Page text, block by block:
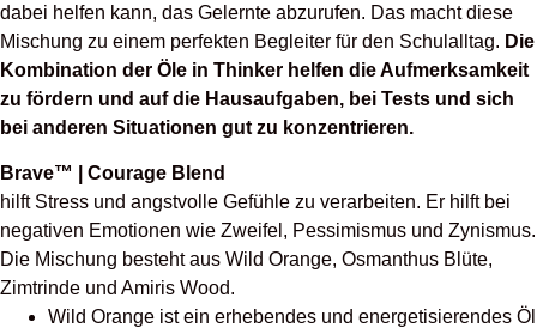
dabei helfen kann, das Gelernte abzurufen. Das macht diese
Mischung zu einem perfekten Begleiter für den Schulalltag. Die
Kombination der Öle in Thinker helfen die Aufmerksamkeit
zu fördern und auf die Hausaufgaben, bei Tests und sich
bei anderen Situationen gut zu konzentrieren.
Brave™ | Courage Blend
hilft Stress und angstvolle Gefühle zu verarbeiten. Er hilft bei
negativen Emotionen wie Zweifel, Pessimismus und Zynismus.
Die Mischung besteht aus Wild Orange, Osmanthus Blüte,
Zimtrinde und Amiris Wood.
Wild Orange ist ein erhebendes und energetisierendes Öl